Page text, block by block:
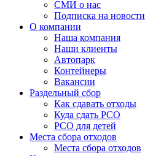
СМИ о нас
Подписка на новости
О компании
Наша компания
Наши клиенты
Автопарк
Контейнеры
Вакансии
Раздельный сбор
Как сдавать отходы
Куда сдать РСО
РСО для детей
Места сбора отходов
Места сбора отходов